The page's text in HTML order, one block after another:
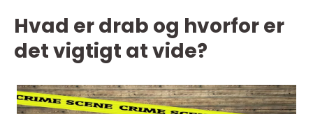
Hvad er drab og hvorfor er
det vigtigt at vide?